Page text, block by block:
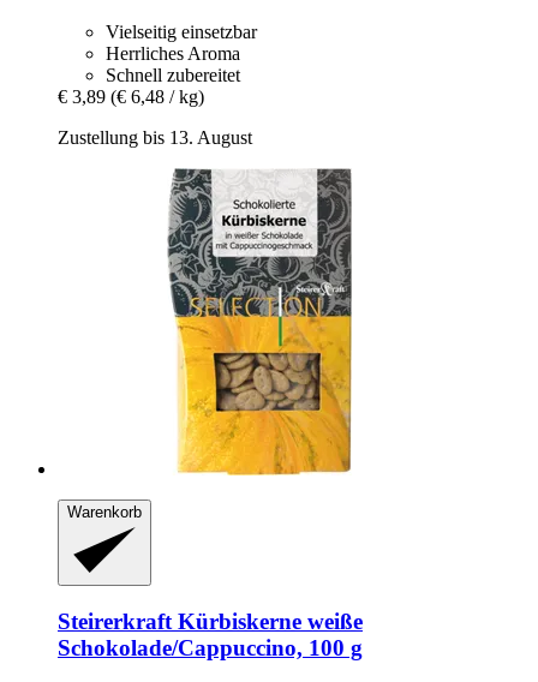
Vielseitig einsetzbar
Herrliches Aroma
Schnell zubereitet
€ 3,89 (€ 6,48 / kg)
Zustellung bis 13. August
Warenkorb
Steirerkraft Kürbiskerne weiße
Schokolade/Cappuccino, 100 g